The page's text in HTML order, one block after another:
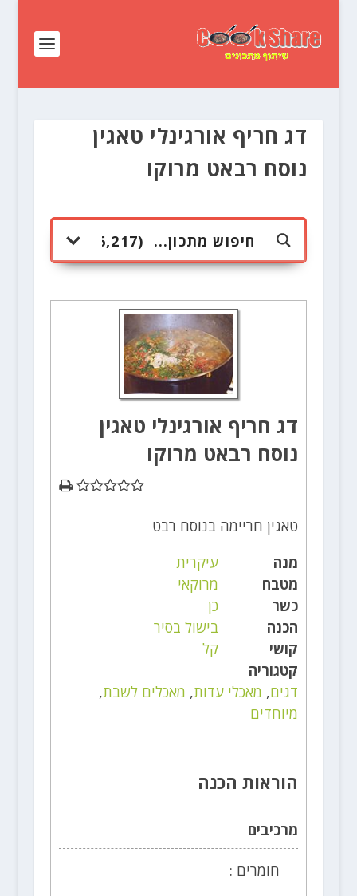
דג חריף אורגינלי טאגין
נוסח רבאט מרוקו
דג חריף אורגינלי טאגין
נוסח רבאט מרוקו
טאגין חריימה בנוסח רבט
מנה
עיקרית
מטבח
מרוקאי
כשר
כן
הכנה
בישול בסיר
קושי
קל
קטגוריה
דגים, מאכלי עדות, מאכלים לשבת,
מיוחדים
הוראות הכנה
מרכיבים
חומרים :